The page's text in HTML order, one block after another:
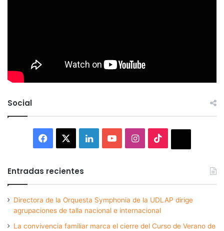
Social
Facebook LinkedInYouTubeInstagram
Entradas recientes
Directora de la Orquesta Symphonia de la UDLAP dirige
agrupaciones de talla nacional e internacional
La convivencia familiar marca el cierre del Curso de Verano de